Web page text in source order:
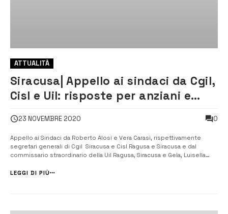
ATTUALITÀ
Siracusa| Appello ai sindaci da Cgil,
Cisl e Uil: risposte per anziani e
23 NOVEMBRE 2020 0
Appello ai Sindaci da Roberto Alosi e Vera Carasi, rispettivamente
segretari generali di Cgil Siracusa e Cisl Ragusa e Siracusa e dal
commissario straordinario della Uil Ragusa, Siracusa e Gela, Luisella
autosufficienti. [/] “Si riapra la stagione del dialogo, del confr...
LEGGI DI PIÙ